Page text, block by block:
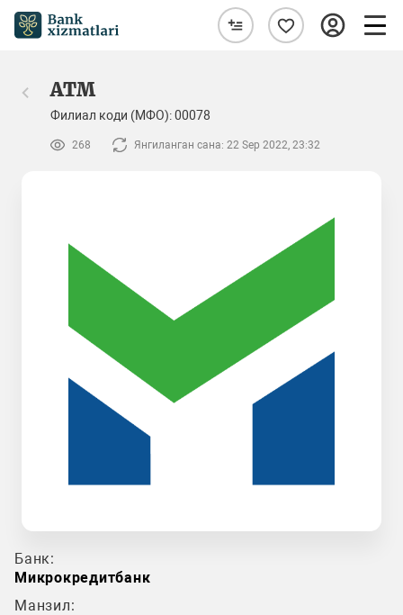
ATM
Филиал коди (МФО): 00078
268 Янгиланган сана: 22 Sep 2022, 23:32
Банк:
Микрокредитбанк
Манзил: